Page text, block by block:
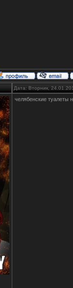
Дата: Вторник,
челябенские туалеты